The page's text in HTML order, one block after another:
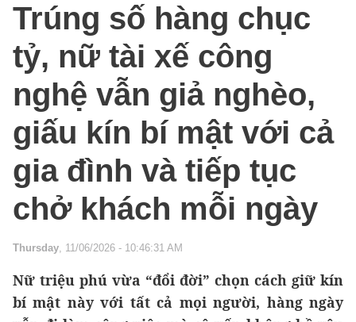
Trúng số hàng chục
tỷ, nữ tài xế công
nghệ vẫn giả nghèo,
giấu kín bí mật với cả
gia đình và tiếp tục
chở khách mỗi ngày
Thursday, 11/06/2026 - 10:46:31 AM
Nữ triệu phú vừa “đổi đời” chọn cách giữ kín
bí mật này với tất cả mọi người, hàng ngày